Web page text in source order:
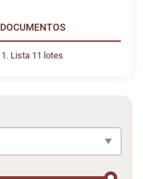
DOCUMENTOS
Lista 11 lotes